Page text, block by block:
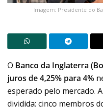
Imagem: Presidente do
O Banco da Inglaterra
juros de 4,25% para 4%
esperado pelo mercado.
dividida: cinco membros